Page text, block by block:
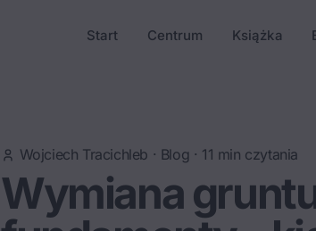
Start Centrum Książka
Wojciech Tracichleb · Blog · 11 min czytania
Wymiana